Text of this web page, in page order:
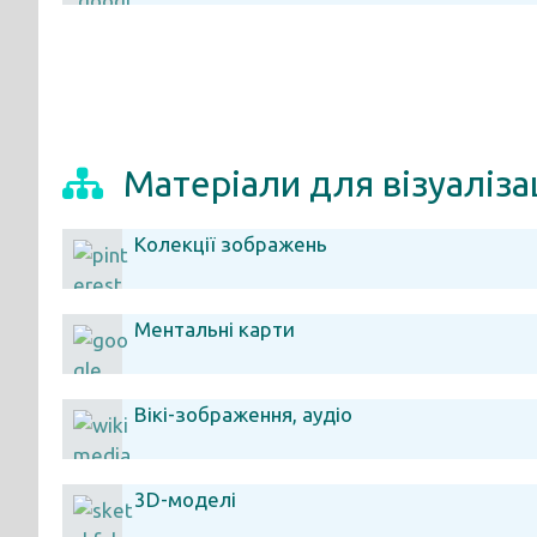
Матеріали для
Колекції зображень
Ментальні карти
Вікі-зображення, аудіо
3D-моделі